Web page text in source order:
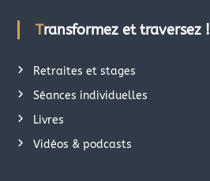
Transformez et traversez !
Retraites et stages
Séances individuelles
Livres
Vidéos & podcasts